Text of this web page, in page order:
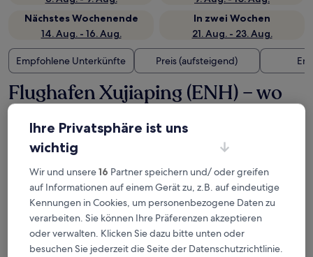
Nächstes Wochenende
14. Aug. - 16. Aug.
In zwei Wochen
21. Aug. - 23. Aug.
Empfohlene Unterkünfte Preis (aufsteigend)
Flughafen Xujiaping (ENH) – wo
übernachten?
Ramada Plaza by Wyndham Enshi
Ihre Privatsphäre ist uns
wichtig
Wir und unsere16 Partner speichern und/ oder greifen
auf Informationen auf einem Gerät zu, z.B. auf eindeutige
Kennungen in Cookies, um personenbezogene Daten zu
verarbeiten. Sie können Ihre Präferenzen akzeptieren
oder verwalten. Klicken Sie dazu bitte unten oder
besuchen Sie jederzeit die Seite der Datenschutzrichtlinie.